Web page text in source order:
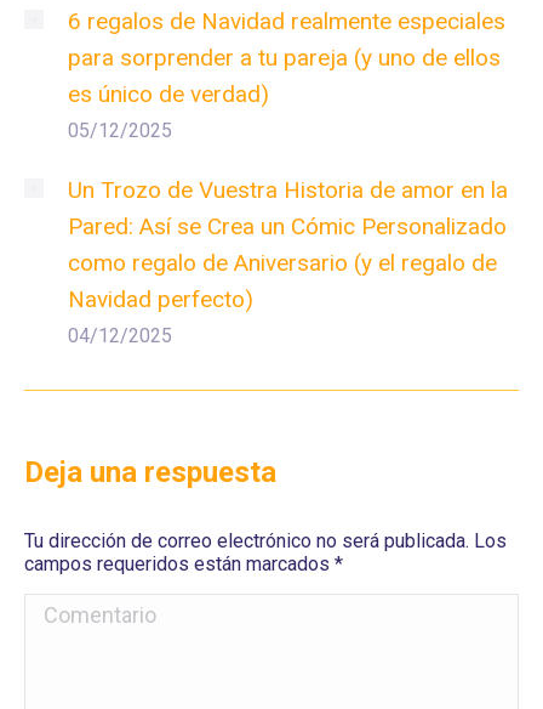
6 regalos de Navidad realmente especiales
para sorprender a tu pareja (y uno de ellos
es único de verdad)
05/12/2025
Un Trozo de Vuestra Historia de amor en la
Pared: Así se Crea un Cómic Personalizado
como regalo de Aniversario (y el regalo de
Navidad perfecto)
04/12/2025
Deja una respuesta
Tu dirección de correo electrónico no será publicada. Los
campos requeridos están marcados *
Comentario